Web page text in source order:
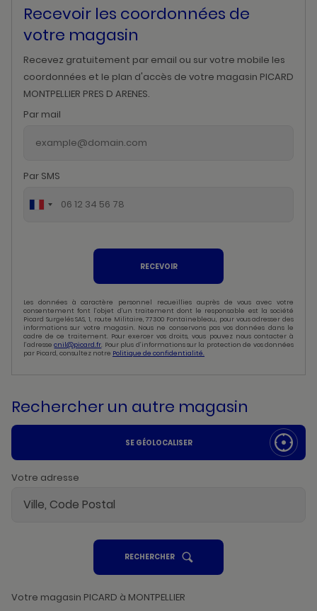
Recevoir les coordonnées de
votre magasin
Recevez gratuitement par email ou sur votre mobile les
coordonnées et le plan d'accès de votre magasin PICARD
MONTPELLIER PRES D ARENES.
Par mail
Par SMS
RECEVOIR
Les données à caractère personnel recueillies auprès de vous avec votre
consentement font l’objet d’un traitement dont le responsable est la société
Picard Surgelés SAS, 1, route Militaire, 77300 Fontainebleau, pour vous adresser des
informations sur votre magasin. Nous ne conservons pas vos données dans le
cadre de ce traitement. Pour exercer vos droits, vous pouvez nous contacter à
l’adressecnil@picard.fr. Pour plus d’informations sur la protection de vos données
par Picard, consultez notre Politique de confidentialité.
Rechercher un autre magasin
SE GÉOLOCALISER
Votre adresse
RECHERCHERUN
POINT
VENTE
Votre magasin PICARD à MONTPELLIER